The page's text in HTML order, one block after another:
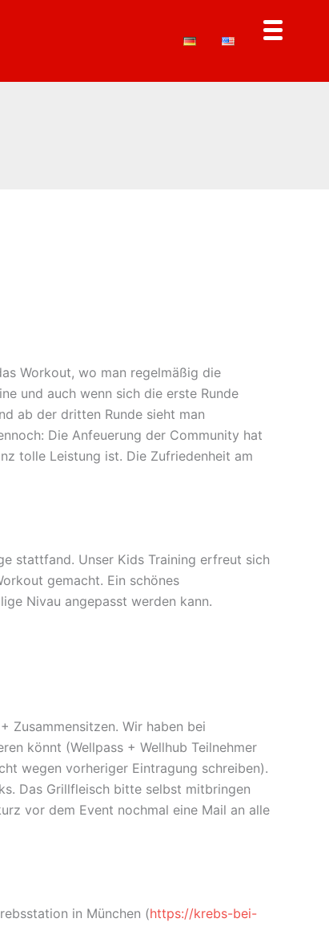
Workout, wo man regelmäßig die
und auch wenn sich die erste Runde
ab der dritten Runde sieht man
Die Anfeuerung der Community hat
tolle Leistung ist. Die Zufriedenheit am
stattfand. Unser Kids Training erfreut sich
gemacht. Ein schönes
Nivau angepasst werden kann.
Zusammensitzen. Wir haben bei
könnt (Wellpass + Wellhub Teilnehmer
wegen vorheriger Eintragung schreiben).
Das Grillfleisch bitte selbst mitbringen
vor dem Event nochmal eine Mail an alle
in München (https://krebs-bei-